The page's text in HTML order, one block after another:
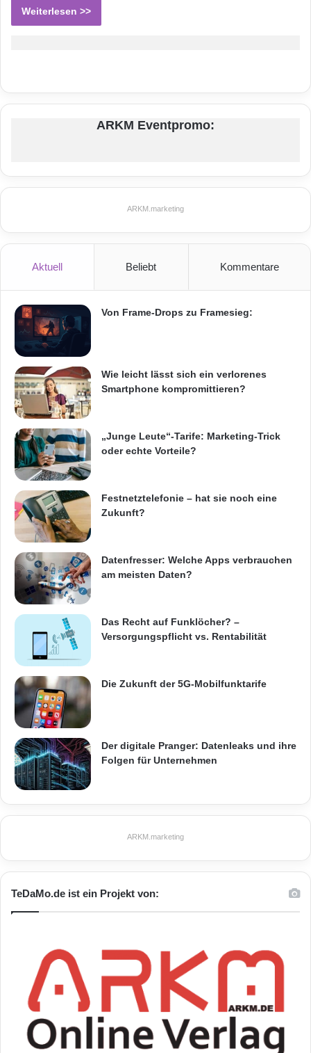
Weiterlesen >>
ARKM Eventpromo:
ARKM.marketing
Aktuell Beliebt Kommentare
Von Frame-Drops zu Framesieg:
Wie leicht lässt sich ein verlorenes
Smartphone kompromittieren?
„Junge Leute“-Tarife: Marketing-Trick
oder echte Vorteile?
Festnetztelefonie – hat sie noch eine
Zukunft?
Datenfresser: Welche Apps verbrauchen
am meisten Daten?
Das Recht auf Funklöcher? –
Versorgungspflicht vs. Rentabilität
Die Zukunft der 5G-Mobilfunktarife
Der digitale Pranger: Datenleaks und ihre
Folgen für Unternehmen
ARKM.marketing
TeDaMo.de ist ein Projekt von: